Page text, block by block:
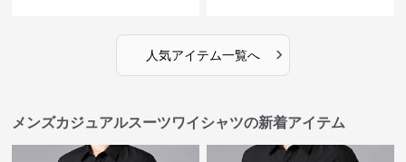
人気アイテム一覧へ ›
メンズカジュアルスーツワイシャツの新着アイテム